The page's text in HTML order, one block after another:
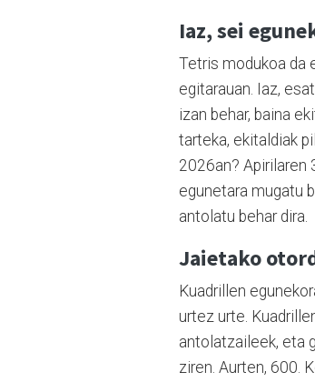
Iaz, sei
Tetris modukoa da
egitarauan. Iaz,
izan behar, baina
tarteka, ekitaldiak
2026an? Apirilaren
egunetara mugatu
antolatu behar dira.
Jaietako
Kuadrillen
urtez urte.
antolatzaileek, eta
ziren. Aurten, 600.